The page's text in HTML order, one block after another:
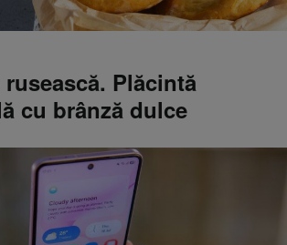
Plăcintă
cu brânză dulce